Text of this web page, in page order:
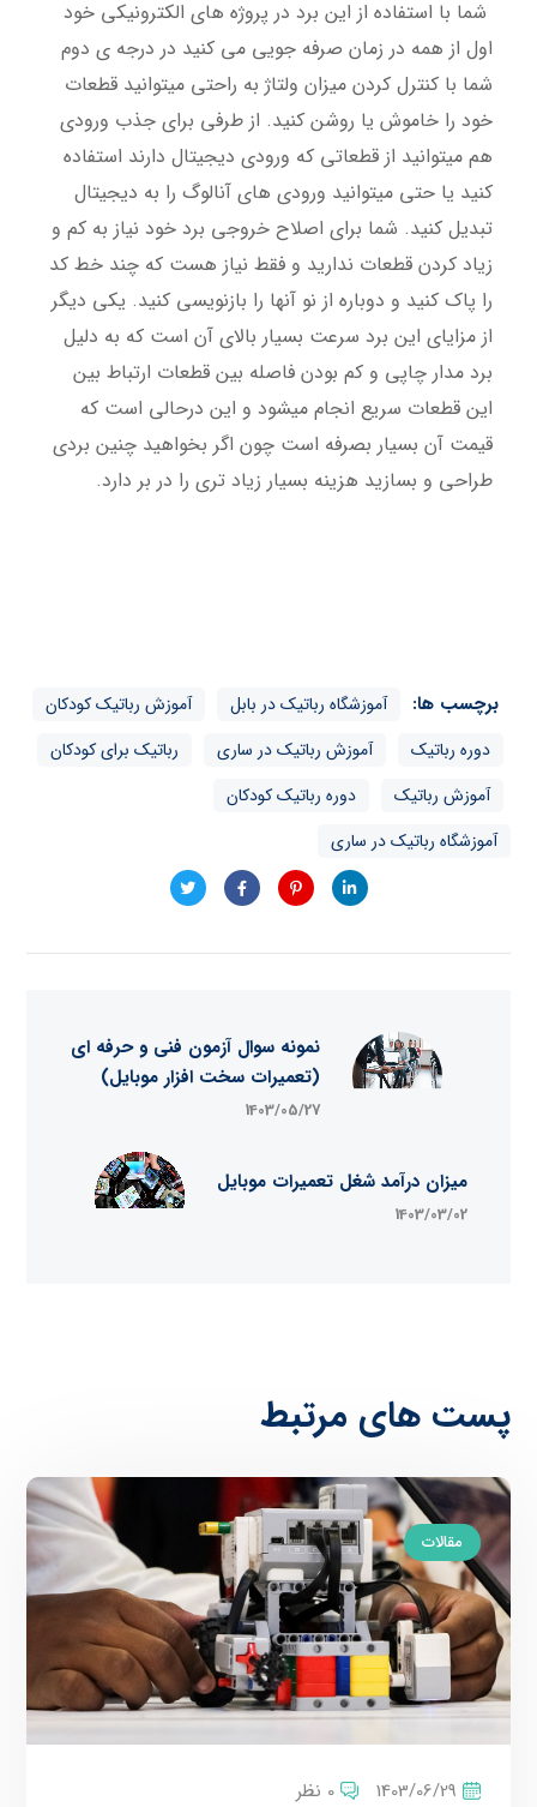
شما با استفاده از این برد در پروژه های الکترونیکی خود
اول از همه در زمان صرفه جویی می کنید در درجه ی دوم
شما با کنترل کردن میزان ولتاژ به راحتی میتوانید قطعات
خود را خاموش یا روشن کنید. از طرفی برای جذب ورودی
هم میتوانید از قطعاتی که ورودی دیجیتال دارند استفاده
کنید یا حتی میتوانید ورودی های آنالوگ را به دیجیتال
تبدیل کنید. شما برای اصلاح خروجی برد خود نیاز به کم و
زیاد کردن قطعات ندارید و فقط نیاز هست که چند خط کد
را پاک کنید و دوباره از نو آنها را بازنویسی کنید. یکی دیگر
از مزایای این برد سرعت بسیار بالای آن است که به دلیل
برد مدار چاپی و کم بودن فاصله بین قطعات ارتباط بین
این قطعات سریع انجام میشود و این درحالی است که
قیمت آن بسیار بصرفه است چون اگر بخواهید چنین بردی
طراحی و بسازید هزینه بسیار زیاد تری را در بر دارد.
برچسب ها: آموزشگاه رباتیک در بابل
آموزش رباتیک کودکان
دوره رباتیک
آموزش رباتیک در ساری
رباتیک برای کودکان
آموزش رباتیک
دوره رباتیک کودکان
آموزشگاه رباتیک در ساری
نمونه سوال آزمون فنی و حرفه ای
(تعمیرات سخت افزار موبایل)
1403/05/27
میزان درآمد شغل تعمیرات موبایل
1403/03/02
پست های مرتبط
مقالات
1403/06/29 0 نظر